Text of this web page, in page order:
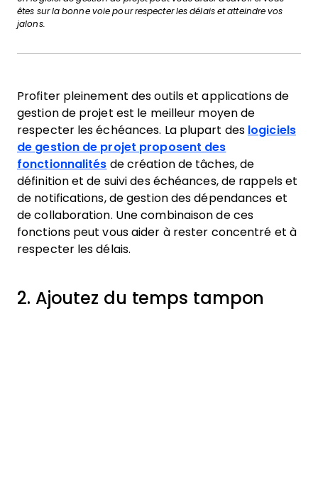
êtes sur la bonne voie pour respecter les délais et atteindre vos
jalons.
Profiter pleinement des outils et applications de
gestion de projet est le meilleur moyen de
respecter les échéances. La plupart des logiciels
de gestion de projet proposent des
fonctionnalités de création de tâches, de
définition et de suivi des échéances, de rappels et
de notifications, de gestion des dépendances et
de collaboration. Une combinaison de ces
fonctions peut vous aider à rester concentré et à
respecter les délais.
2. Ajoutez du temps tampon